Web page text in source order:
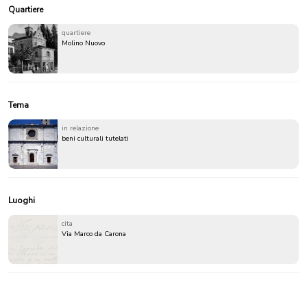
Quartiere
quartiere
Molino Nuovo
Tema
in relazione
beni culturali tutelati
Luoghi
cita
Via Marco da Carona